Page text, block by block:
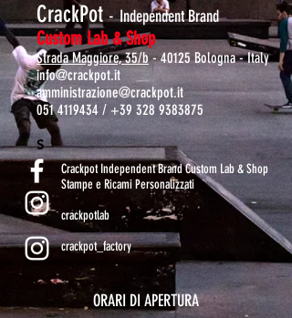
CrackPot- Independent Brand
Custom Lab & Shop
Strada Maggiore, 35/b- 40125 Bologna - Italy
info@crackpot.it
amministrazione@crackpot.it
051 4119434 /+39 328 9383875
S
Crackpot Independent Brand Custom Lab & Shop
Stampe e Ricami Personalizzati
crackpotlab
crackpot_factory
ORARI DI APERTURA